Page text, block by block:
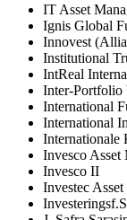
IT Asset
Ignis Global
Innovest
Institutional
IntReal
Inter-Portfolio
International
International
Internationale
Invesco Asset
Invesco II
Investec